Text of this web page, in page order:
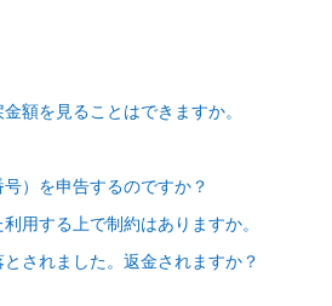
額を見ることはできますか。
）を申告するのですか？
用する上で制約はありますか。
されました。返金されますか？